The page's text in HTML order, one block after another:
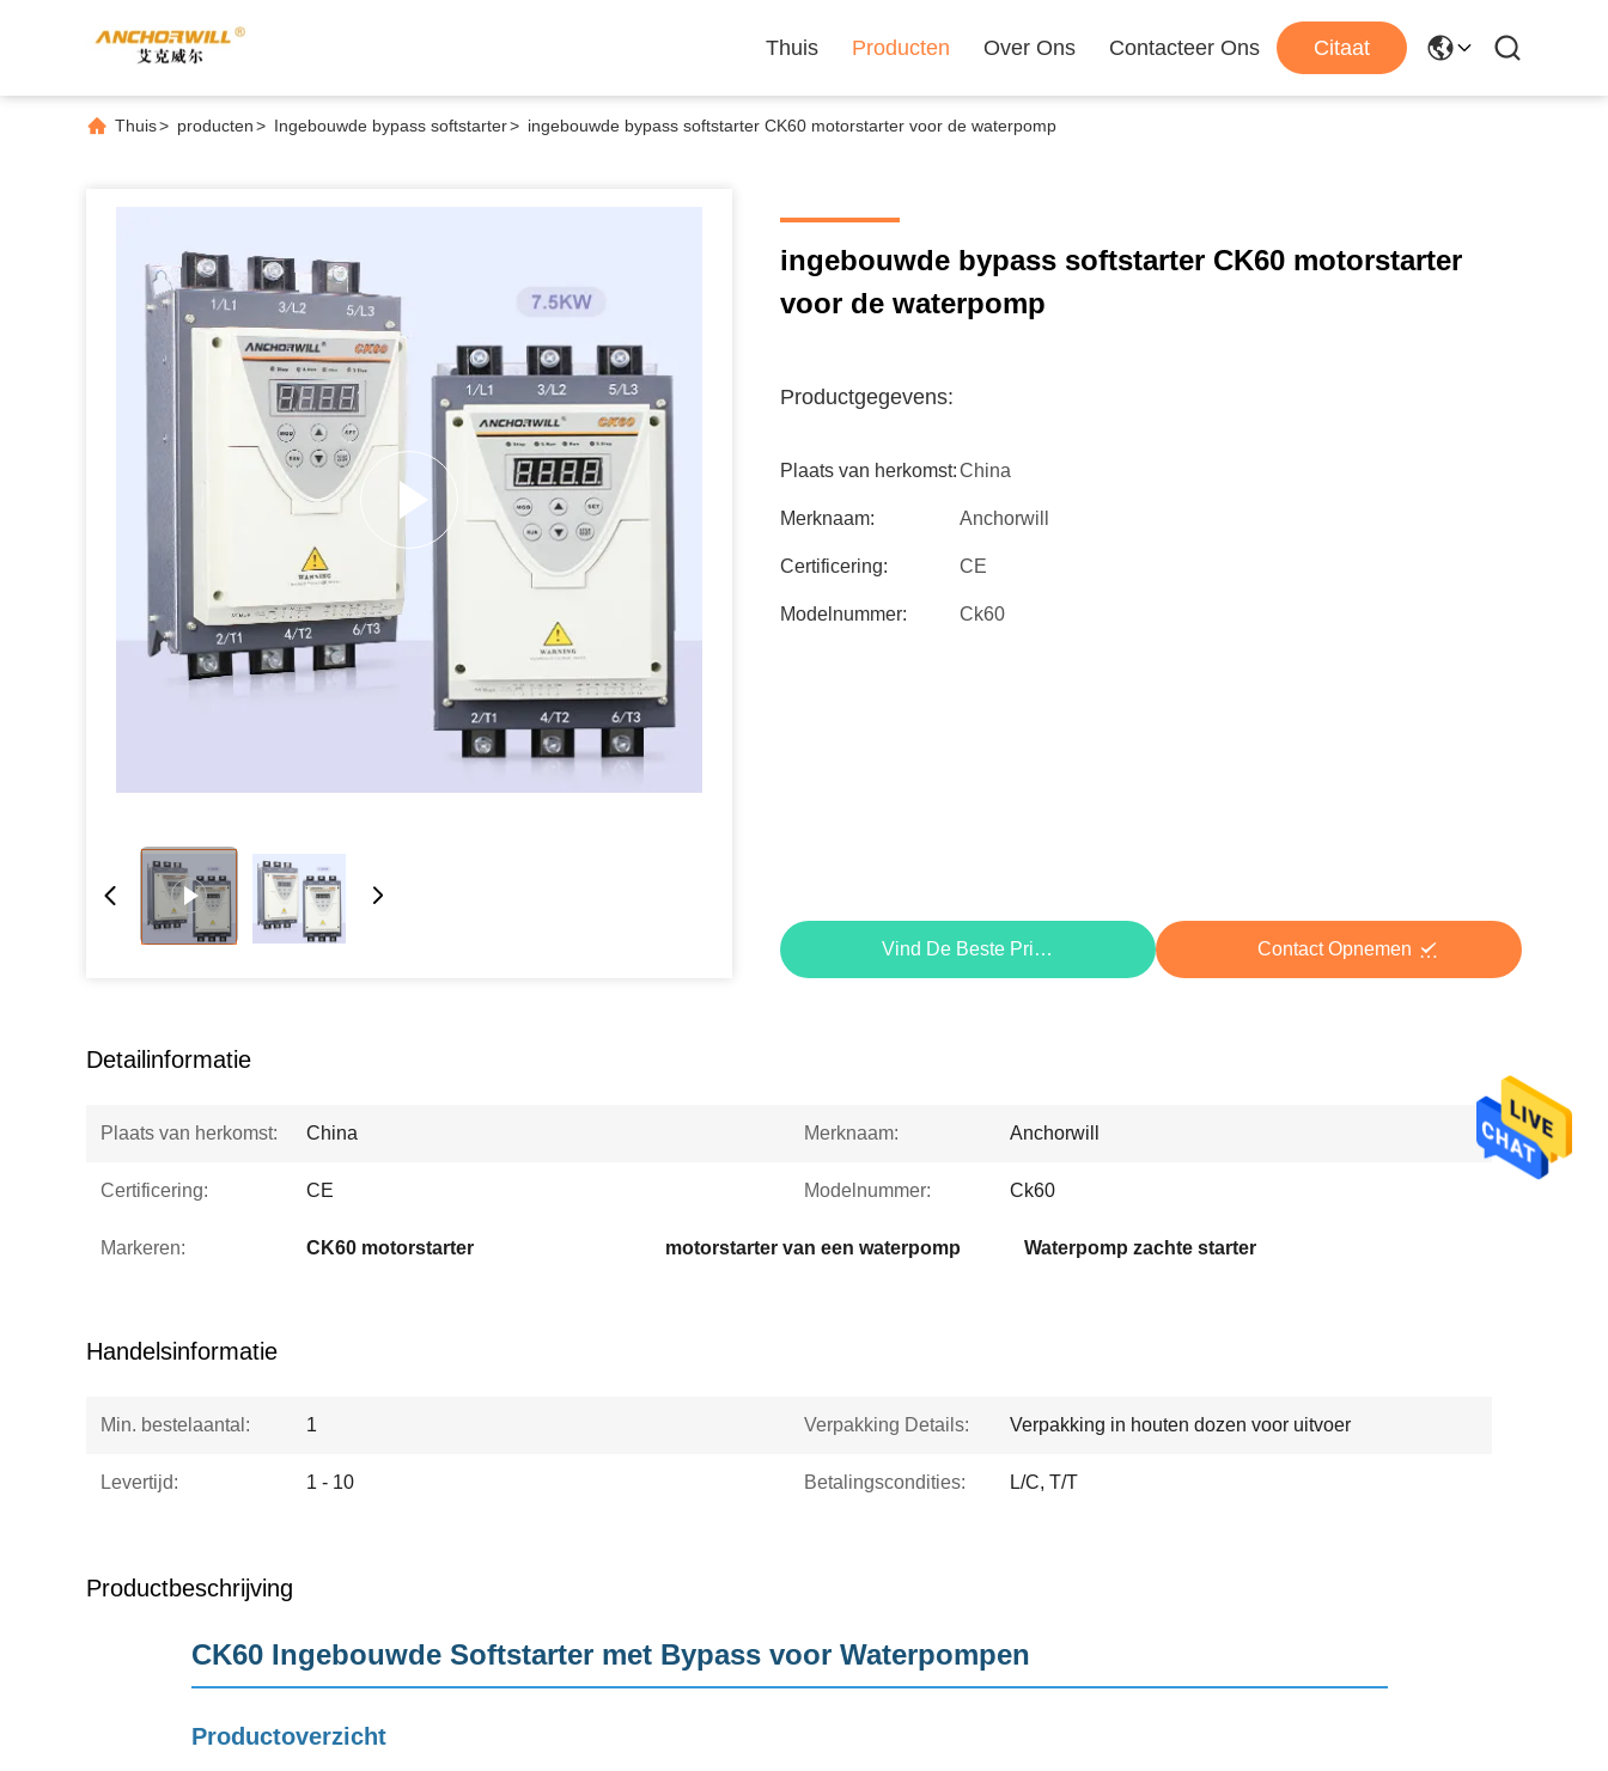
Thuis Producten Over Ons Contacteer Ons Citaat
Thuis> producten> Ingebouwde bypass softstarter> ingebouwde bypass softstarter CK60 motorstarter voor de waterpomp
ingebouwde bypass softstarter CK60 motorstarter
voor de waterpomp
Productgegevens:
Plaats van herkomst:China
Merknaam: Anchorwill
Certificering: CE
Modelnummer: Ck60
Vind De Beste Prijs Contact Opnemen
Detailinformatie
Plaats van herkomst: China Merknaam: Anchorwill
Certificering: CE Modelnummer: Ck60
Markeren: CK60 motorstarter motorstarter van een waterpomp Waterpomp zachte starter
Handelsinformatie
Min. bestelaantal: 1 Verpakking Details: Verpakking in houten dozen voor uitvoer
Levertijd: 1 - 10 Betalingscondities: L/C, T/T
Productbeschrijving
CK60 Ingebouwde Softstarter met Bypass voor Waterpompen
Productoverzicht